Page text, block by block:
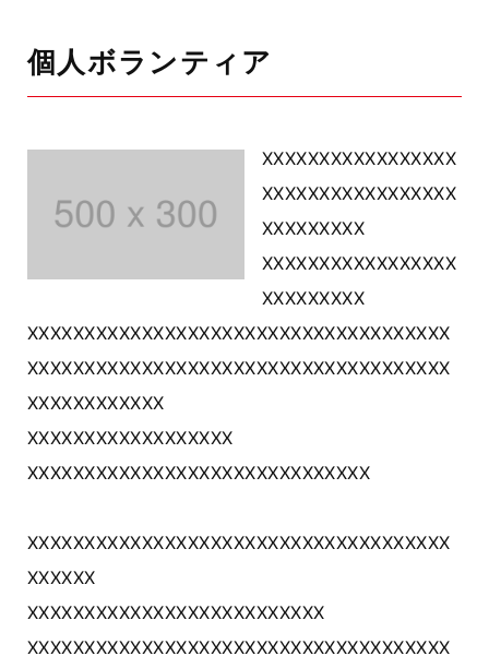
個人ボランティア
XXXXXXXXXXXXXXXXX
XXXXXXXXXXXXXXXXX
XXXXXXXXX
XXXXXXXXXXXXXXXXX
XXXXXXXXX
XXXXXXXXXXXXXXXXXXXXXXXXXXXXXXXXXXXXX
XXXXXXXXXXXXXXXXXXXXXXXXXXXXXXXXXXXXX
XXXXXXXXXXXX
XXXXXXXXXXXXXXXXXX
XXXXXXXXXXXXXXXXXXXXXXXXXXXXXX
XXXXXXXXXXXXXXXXXXXXXXXXXXXXXXXXXXXXX
XXXXXX
XXXXXXXXXXXXXXXXXXXXXXXXXX
XXXXXXXXXXXXXXXXXXXXXXXXXXXXXXXXXXXXX